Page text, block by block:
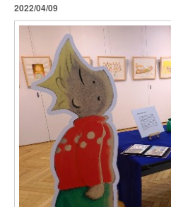
2022/04/09